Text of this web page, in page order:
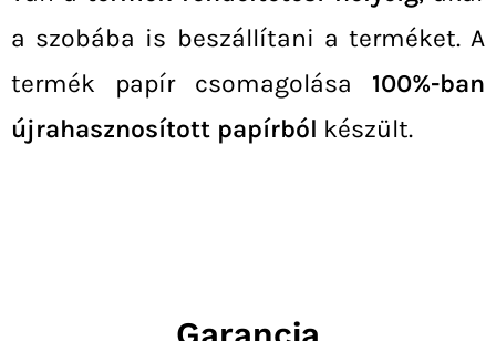
a szobába is beszállítani a terméket. A
termék papír csomagolása 100%-ban
újrahasznosított papírból készült.